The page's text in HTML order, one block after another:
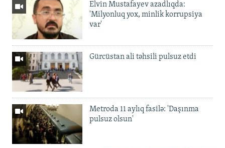
Elvin Mustafayev azadlıqda:
'Milyonluq yox, minlik korrupsiya
var'
Gürcüstan ali təhsili pulsuz etdi
Metroda 11 aylıq fasilə: 'Daşınma
pulsuz olsun'